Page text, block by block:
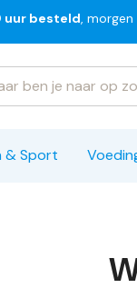
uur besteld, morgen
& Sport